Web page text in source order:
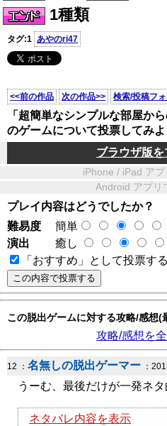
1種類
タグ:1 あやのri47
<<前の作品 次の作品>> 検索/投稿フ
「超簡単なシンプルな部屋か
のゲームについて投票してみよ
ブラウザ版
iPhone / iPad ア
Android アプリ
プレイ内容はどうでしたか？
難易度
簡単
演出
癒し
「おすすめ」として投票する
この脱出ゲームに対する攻略/感想(
攻略/感想を
12 ： 名無しの脱出ゲーマー ：
うーむ、最後だけが一発ネ
ネタバレ内容を表示